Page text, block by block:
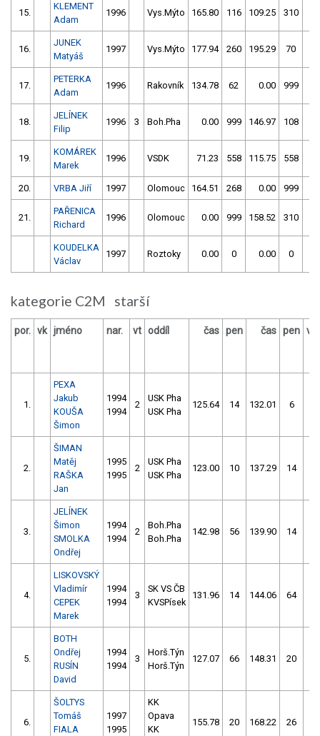
15.
KLEMENT
Adam
1996 Vys.Mýto 165.80 116 109.25 310
16.
JUNEK
Matyáš
1997 Vys.Mýto 177.94 260 195.29 70
17.
PETERKA
Adam
1996 Rakovník 134.78 62 0.00 999
18.
JELÍNEK
Filip
1996 3 Boh.Pha 0.00 999 146.97 108
19.
KOMÁREK
Marek
1996 VSDK 71.23 558 115.75 558
20. VRBA Jiří 1997 Olomouc 164.51 268 0.00 999
21.
PAŘENICA
Richard
1996 Olomouc 0.00 999 158.52 310
KOUDELKA
Václav
1997 Roztoky 0.00 0 0.00 0
kategorie C2M starší
por. vk jméno nar. vt oddíl čas pen čas pen
1.
PEXA
Jakub
KOUŠA
Šimon
1994
1994
2
USK Pha
USK Pha
125.64 14 132.01 6
2.
ŠIMAN
Matěj
RAŠKA
Jan
1995
1995
2
USK Pha
USK Pha
123.00 10 137.29 14
3.
JELÍNEK
Šimon
SMOLKA
Ondřej
1994
1994
2
Boh.Pha
Boh.Pha
142.98 56 139.90 14
4.
LISKOVSKÝ
Vladimír
CEPEK
Marek
1994
1994
3
SK VS ČB
KVSPísek
131.96 14 144.06 64
5.
BOTH
Ondřej
RUSÍN
David
1994
1994
3
Horš.Týn
Horš.Týn
127.07 66 148.31 20
6.
ŠOLTYS
Tomáš
FIALA
1997
1995
KK
Opava
KK
155.78 20 168.22 26